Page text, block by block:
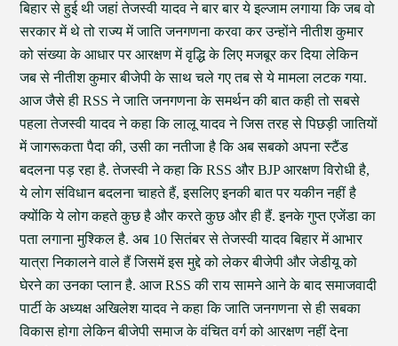
बिहार से हुई थी जहां तेजस्वी यादव ने बार बार ये इल्जाम लगाया कि जब वो
सरकार में थे तो राज्य में जाति जनगणना करवा कर उन्होंने नीतीश कुमार
को संख्या के आधार पर आरक्षण में वृद्धि के लिए मजबूर कर दिया लेकिन
जब से नीतीश कुमार बीजेपी के साथ चले गए तब से ये मामला लटक गया.
आज जैसे ही RSS ने जाति जनगणना के समर्थन की बात कही तो सबसे
पहला तेजस्वी यादव ने कहा कि लालू यादव ने जिस तरह से पिछड़ी जातियों
में जागरूकता पैदा की, उसी का नतीजा है कि अब सबको अपना स्टैंड
बदलना पड़ रहा है. तेजस्वी ने कहा कि RSS और BJP आरक्षण विरोधी है,
ये लोग संविधान बदलना चाहते हैं, इसलिए इनकी बात पर यकीन नहीं है
क्योंकि ये लोग कहते कुछ है और करते कुछ और ही हैं. इनके गुप्त एजेंडा का
पता लगाना मुश्किल है. अब 10 सितंबर से तेजस्वी यादव बिहार में आभार
यात्रा निकालने वाले हैं जिसमें इस मुद्दे को लेकर बीजेपी और जेडीयू को
घेरने का उनका प्लान है. आज RSS की राय सामने आने के बाद समाजवादी
पार्टी के अध्यक्ष अखिलेश यादव ने कहा कि जाति जनगणना से ही सबका
विकास होगा लेकिन बीजेपी समाज के वंचित वर्ग को आरक्षण नहीं देना